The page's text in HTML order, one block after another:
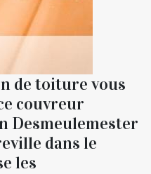
de toiture vous
couvreur
Desmeulemester
dans le
les